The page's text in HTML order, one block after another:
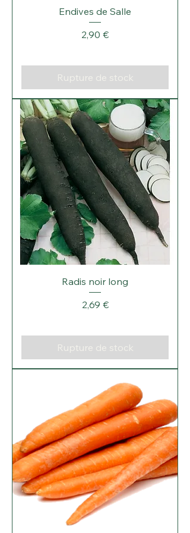
Endives de Salle
Prix
2,90 €
Rupture de stock
Radis noir long
Prix
2,69 €
Rupture de stock